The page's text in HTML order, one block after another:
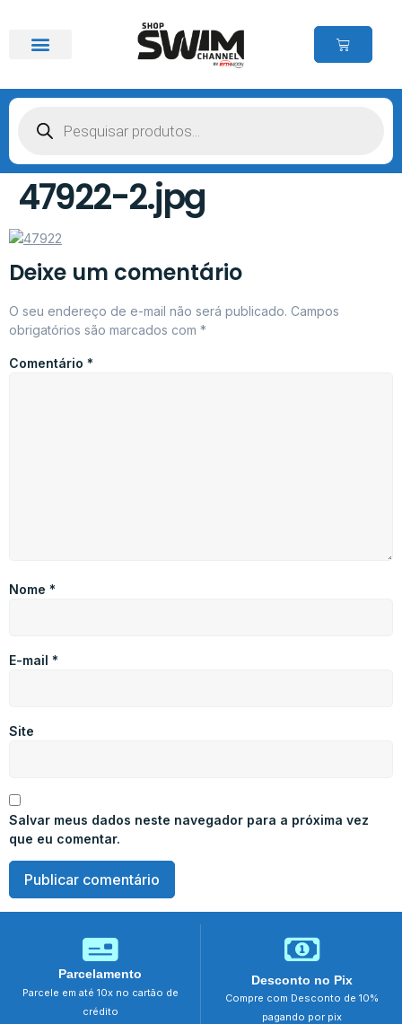
47922-2.jpg
Deixe um comentário
O seu endereço de e-mail não será publicado. Campos
obrigatórios são marcados com *
Comentário *
Nome *
E-mail *
Site
Salvar meus dados neste navegador para a próxima vez
que eu comentar.
Parcelamento
Parcele em até 10x no cartão de
crédito
Desconto no Pix
Compre com Desconto de 10%
pagando por pix